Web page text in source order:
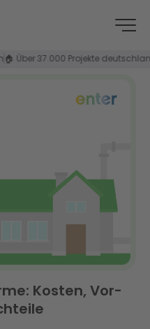
37.000 Projekte deutschlandweit
Kosten, Vor-